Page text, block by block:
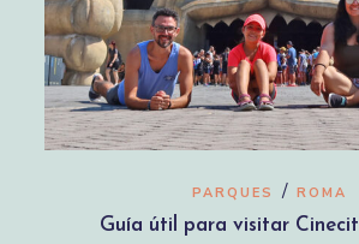
PARQUES / ROMA
Guía útil para visitar